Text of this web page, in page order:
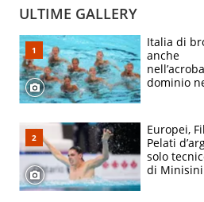
ULTIME GALLERY
Italia di
anche
dominio
e
continuare
Europei,
Pelati
solo
di Minisini